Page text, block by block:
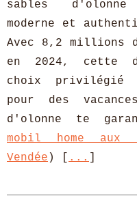
sables
moderne et
Avec 8,2 millions
en 2024, cette
choix privilégié
pour des
d'olonne te
mobil home aux
Vendée ) [ ...